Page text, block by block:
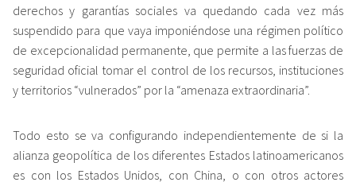
derechos y garantías sociales va quedando cada vez más
suspendido para que vaya imponiéndose una régimen político
de excepcionalidad permanente, que permite a las fuerzas de
seguridad oficial tomar el control de los recursos, instituciones
y territorios “vulnerados” por la “amenaza extraordinaria”.
Todo esto se va configurando independientemente de si la
alianza geopolítica de los diferentes Estados latinoamericanos
es con los Estados Unidos, con China, o con otros actores